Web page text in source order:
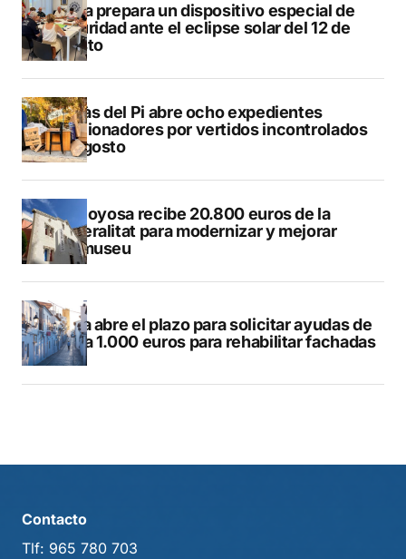
Xàbia prepara un dispositivo especial de
seguridad ante el eclipse solar del 12 de
agosto
L’Alfàs del Pi abre ocho expedientes
sancionadores por vertidos incontrolados
en agosto
Villajoyosa recibe 20.800 euros de la
Generalitat para modernizar y mejorar
Vilamuseu
Altea abre el plazo para solicitar ayudas de
hasta 1.000 euros para rehabilitar fachadas
Contacto
Tlf: 965 780 703